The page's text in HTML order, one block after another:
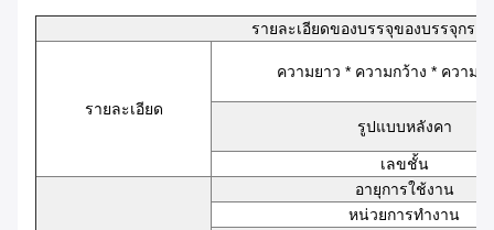
รายละเอียดของบรรจุของบรรจุกระ
รายละเอียด
ความยาว * ความกว้าง * ความสู
รูปแบบหลังคา
เลขชั้น
อายุการใช้งาน
หน่วยการทํางาน